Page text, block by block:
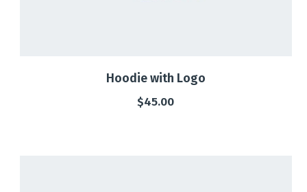
Hoodie with Logo
$45.00